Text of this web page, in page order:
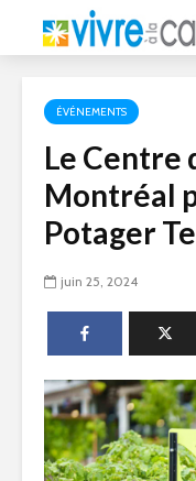
ÉVÉNEMENTS
Le Centre
Montréal
Potager
juin 25, 2024